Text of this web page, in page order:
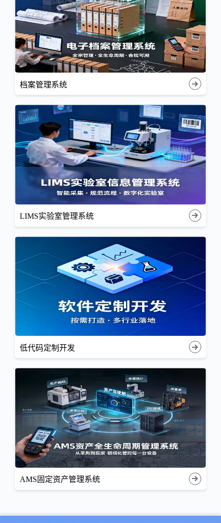
档案管理系统
LIMS实验室管理系统
低代码定制开发
AMS固定资产管理系统